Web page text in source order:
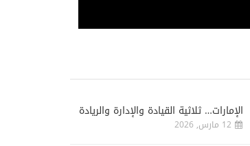
الإمارات… ثلاثية القيادة والإدارة والريادة
12 مارس, 2026